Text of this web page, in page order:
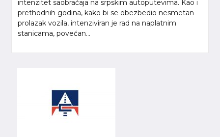
intenzitet saobraćaja na srpskim autoputevima. Kao i
prethodnih godina, kako bi se obezbedio nesmetan
prolazak vozila, intenziviran je rad na naplatnim
stanicama, povećan...